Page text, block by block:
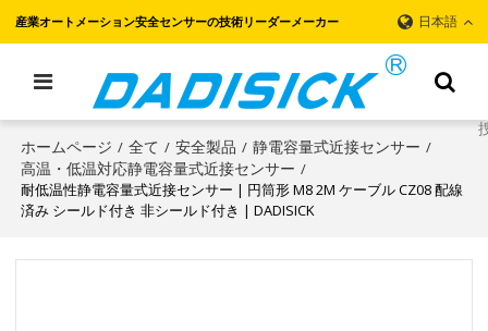
産業オートメーション安全センサーの技術リーダーメーカー 日本語
ホームページ / 全て / 安全製品 / 静電容量式近接センサー /
高温・低温対応静電容量式近接センサー /
耐低温性静電容量式近接センサー | 円筒形 M8 2M ケーブル CZ08 配線
済み シールド付き 非シールド付き | DADISICK